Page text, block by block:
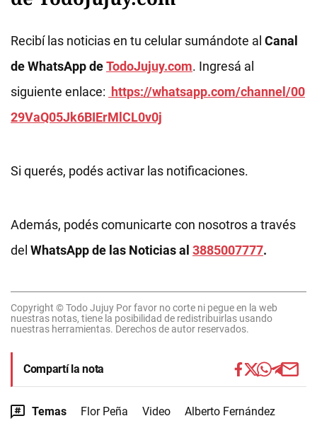
Recibí las noticias en tu celular sumándote al Canal
de WhatsApp deTodoJujuy.com. Ingresá al
siguiente enlace: https://whatsapp.com/channel/00
29VaQ05Jk6BIErMlCL0v0j
Si querés, podés activar las notificaciones.
Además, podés comunicarte con nosotros a través
del WhatsApp de las Noticias al 3885007777.
Copyright © Todo Jujuy Por favor no corte ni pegue en la web
nuestras notas, tiene la posibilidad de redistribuirlas usando
nuestras herramientas. Derechos de autor reservados.
Compartí la nota
Temas Flor Peña Video Alberto Fernández